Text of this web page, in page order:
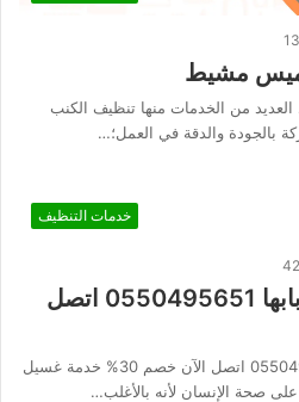
13
مشيط
من الخدمات منها تنظيف الكنب
بالجودة والدقة في العمل؛…
خدمات التنظيف
42
شركة تنظيف خزانات بابها 0550495651 اتصل
شركة تنظيف خزانات بابها 0550495651 اتصل الآن خصم 30% خدمة غسيل
صحة الإنسان لأنه بالأغلب…